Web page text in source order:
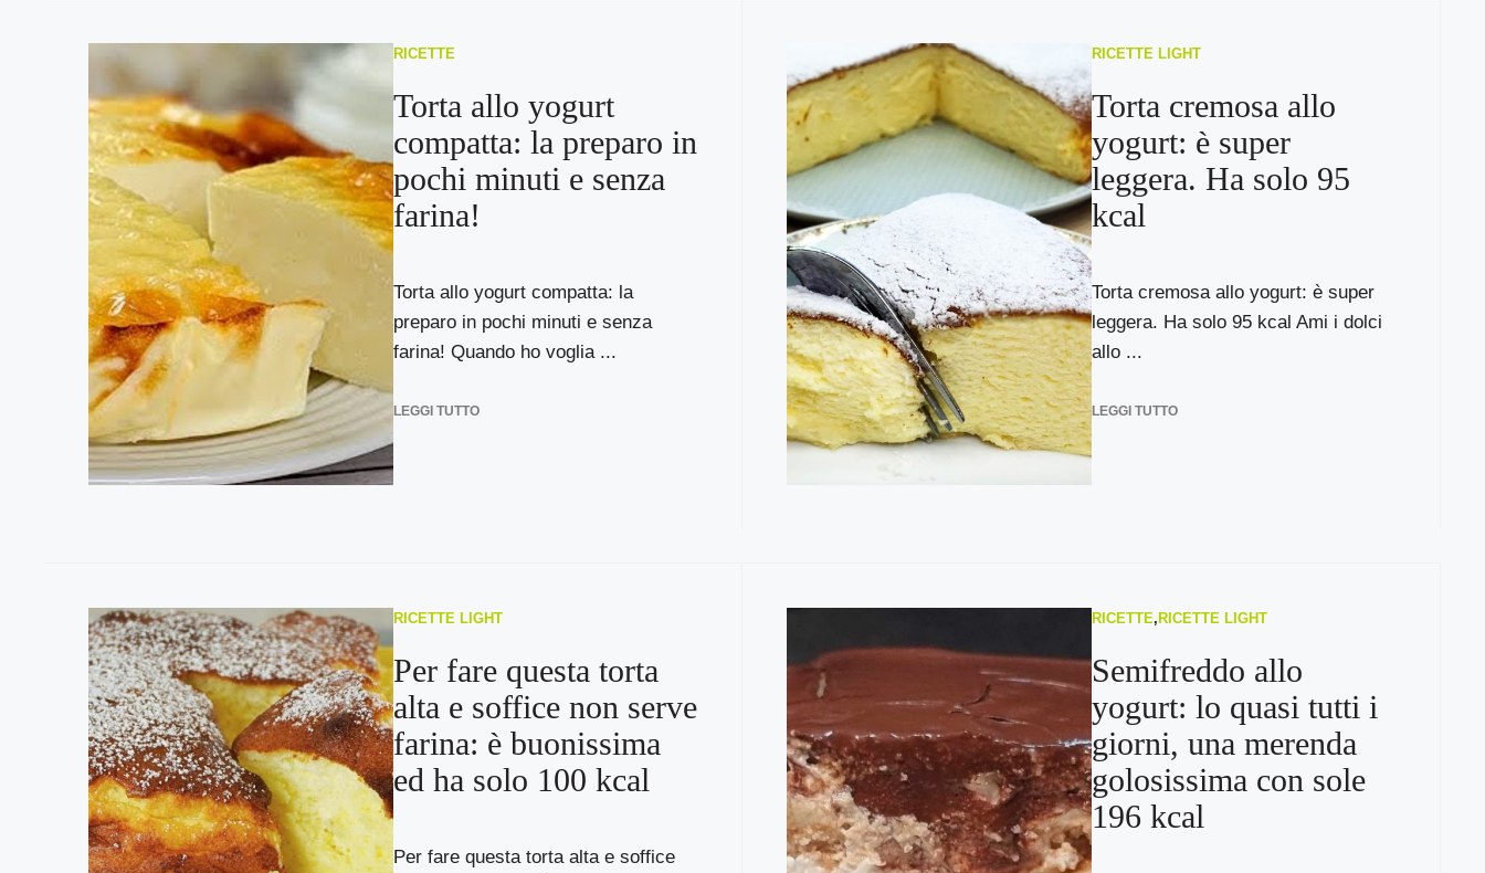
RICETTE
Torta allo yogurt
compatta: la preparo in
pochi minuti e senza
farina!
Torta allo yogurt compatta: la
preparo in pochi minuti e senza
farina! Quando ho voglia ...
LEGGI TUTTO
RICETTE LIGHT
Torta cremosa allo
yogurt: è super
leggera. Ha solo 95
kcal
Torta cremosa allo yogurt: è super
leggera. Ha solo 95 kcal Ami i dolci
allo ...
LEGGI TUTTO
RICETTE LIGHT
Per fare questa torta
alta e soffice non serve
farina: è buonissima
ed ha solo 100 kcal
Per fare questa torta alta e soffice
RICETTE, RICETTE LIGHT
Semifreddo allo
yogurt: lo quasi tutti i
giorni, una merenda
golosissima con sole
196 kcal